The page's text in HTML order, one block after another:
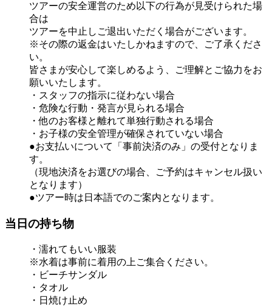
ツアーの安全運営のため以下の行為が見受けられた場
合は
ツアーを中止しご退出いただく場合がございます。
※その際の返金はいたしかねますので、ご了承くださ
い。
皆さまが安心して楽しめるよう、ご理解とご協力をお
願いいたします。
・スタッフの指示に従わない場合
・危険な行動・発言が見られる場合
・他のお客様と離れて単独行動される場合
・お子様の安全管理が確保されていない場合
●お支払いについて「事前決済のみ」の受付となりま
す。
（現地決済をお選びの場合、ご予約はキャンセル扱い
となります）
●ツアー時は日本語でのご案内となります。
当日の持ち物
・濡れてもいい服装
※水着は事前に着用の上ご集合ください。
・ビーチサンダル
・タオル
・日焼け止め